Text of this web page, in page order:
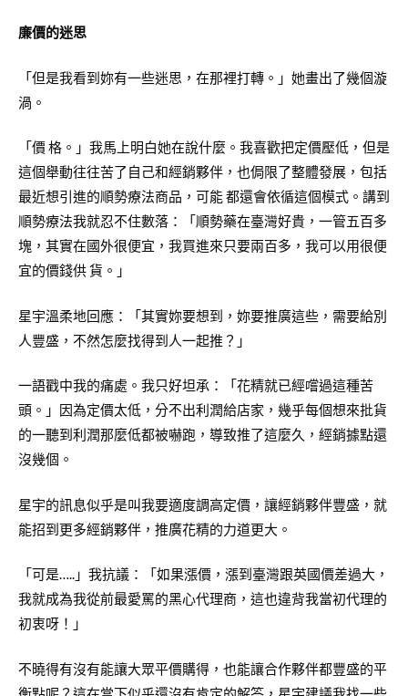
廉價的迷思
「但是我看到妳有一些迷思，在那裡打轉。」她畫出了幾個漩
渦。
「價 格。」我馬上明白她在說什麼。我喜歡把定價壓低，但是
這個舉動往往苦了自己和經銷夥伴，也侷限了整體發展，包括
最近想引進的順勢療法商品，可能 都還會依循這個模式。講到
順勢療法我就忍不住數落：「順勢藥在臺灣好貴，一管五百多
塊，其實在國外很便宜，我買進來只要兩百多，我可以用很便
宜的價錢供 貨。」
星宇溫柔地回應：「其實妳要想到，妳要推廣這些，需要給別
人豐盛，不然怎麼找得到人一起推？」
一語戳中我的痛處。我只好坦承：「花精就已經嚐過這種苦
頭。」因為定價太低，分不出利潤給店家，幾乎每個想來批貨
的一聽到利潤那麼低都被嚇跑，導致推了這麼久，經銷據點還
沒幾個。
星宇的訊息似乎是叫我要適度調高定價，讓經銷夥伴豐盛，就
能招到更多經銷夥伴，推廣花精的力道更大。
「可是…..」我抗議：「如果漲價，漲到臺灣跟英國價差過大，
我就成為我從前最愛罵的黑心代理商，這也違背我當初代理的
初衷呀！」
不曉得有沒有能讓大眾平價購得，也能讓合作夥伴都豐盛的平